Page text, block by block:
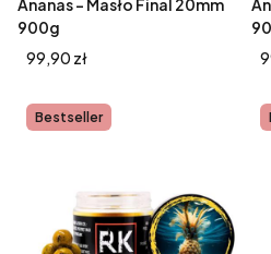
Ananas – Masło Final 20mm
900g
Cena
99,90 zł
Bestseller